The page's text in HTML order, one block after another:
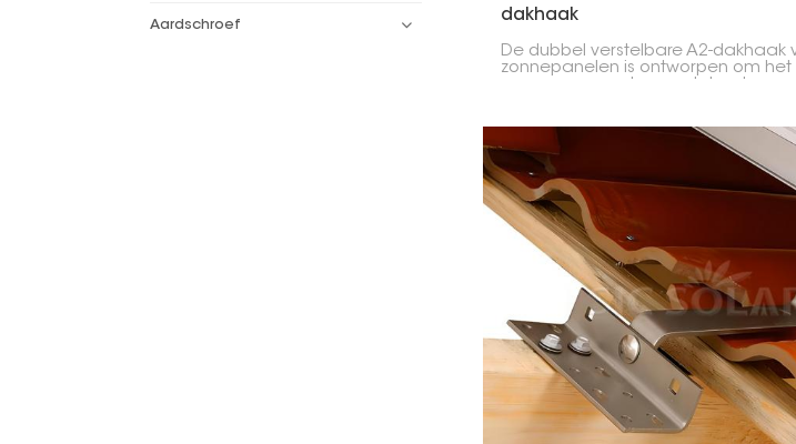
Aardschroef
dakhaak
De dubbel verstelbare A2-dakhaak
zonnepanelen is ontworpen om het
de juiste hoek kunt plaatsen.